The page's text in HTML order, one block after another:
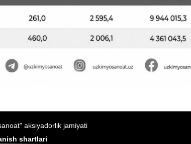
aksiyadorlik jamiyati
shartlari